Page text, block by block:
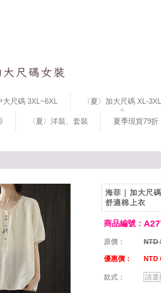
尺碼 3XL~6XL 〈夏〉加大尺碼 XL-3XL
〈夏〉洋裝、套裝 夏季現貨79折
海菲｜加大尺
舒適棉上衣
商品編號：
原價： NTD
優惠價： NTD
款式： 請選